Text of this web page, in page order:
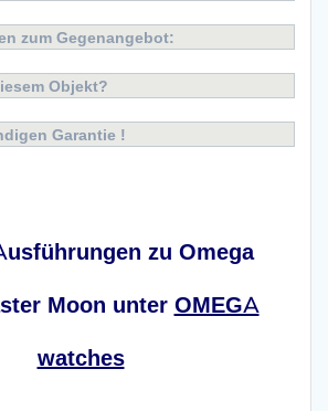
zum Gegenangebot:
Objekt?
Garantie !
zu Omega
Moon unter OMEGA
watches